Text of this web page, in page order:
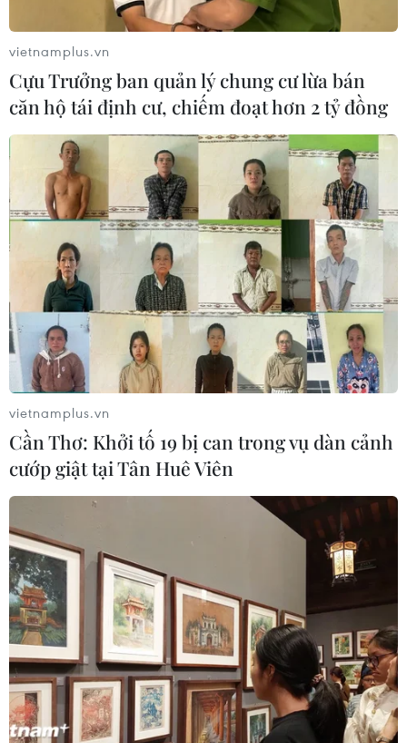
Liên minh châu Âu tìm cách tăng nguồn
cung khí đốt tự nhiên hóa lỏng
04/06/2022 14:09
Kể từ khi Moskva mở chiến dịch quân sự đặc biệt tại
Ukraine ngày 24/2, các quốc gia thành viên EU đã cố
gắng tìm cách hạn chế tình trạng phụ thuộc vào nguồn
khí đốt nhập khẩu từ Nga.
Người Đức dự kiến phải trả thêm 5 tỷ euro
mỗi năm tiền khí đốt
05/06/2022 10:11
Các biện pháp trừng phạt Gazprom chi nhánh Đức và
các công ty con liên quan có thể khiến người nộp thuế
và người sử dụng khí đốt ở Đức phải trả thêm 5 tỷ euro
mỗi năm cho nguồn khí đốt thay thế.
vietnamplus.vn
Cựu Trưởng ban quản lý chung cư lừa bán
căn hộ tái định cư, chiếm đoạt hơn 2 tỷ đồng
vietnamplus.vn
Cần Thơ: Khởi tố 19 bị can trong vụ dàn cảnh
cướp giật tại Tân Huê Viên